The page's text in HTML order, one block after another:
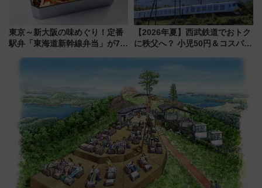
東京～新大阪の味めぐり！定番
駅弁「東海道新幹線弁当」が7月
【2026年夏】西武鉄道でおトク
に秩父へ？ 小児50円＆コスパ最
族旅行！ 深夜の正丸トンネル探
検や特急ラビューも